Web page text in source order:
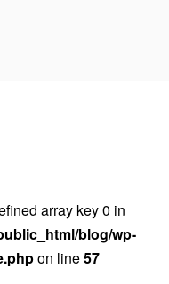
array key 0 in
blog/wp-
on line57